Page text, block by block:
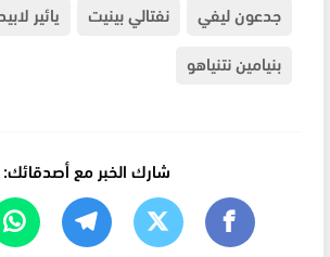
جدعون ليفي
نفتالي بينيت
يائير لابيد
بنيامين نتنياهو
شارك الخبر مع أصدقائك: